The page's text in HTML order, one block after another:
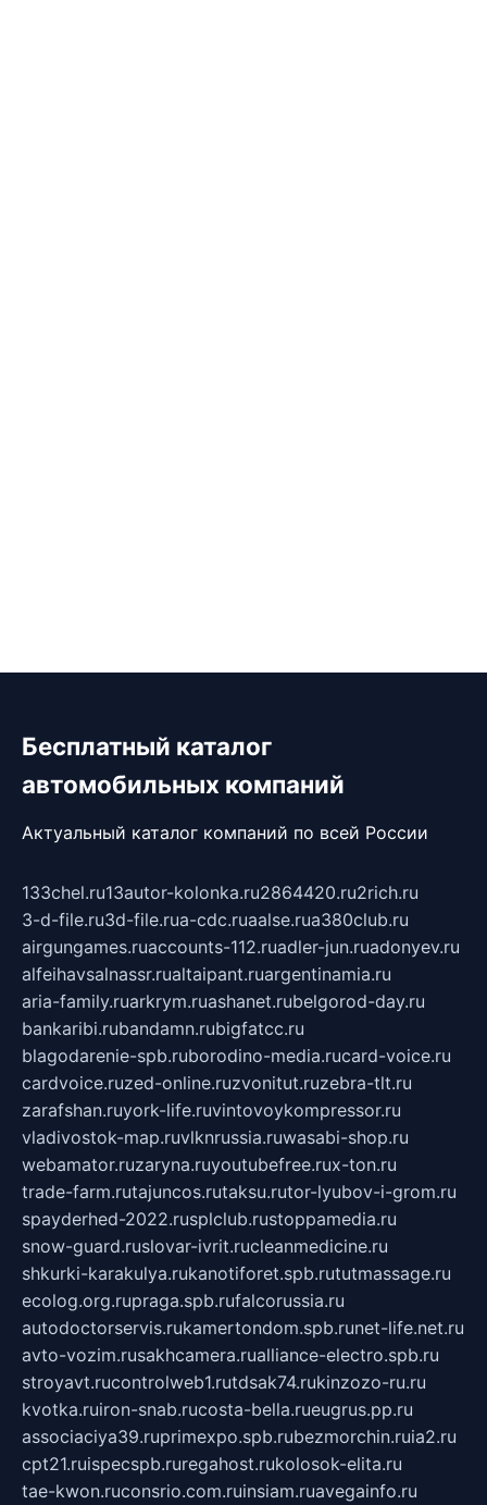
Бесплатный каталог
автомобильных компаний
Актуальный каталог компаний по всей России
133chel.ru13autor-kolonka.ru2864420.ru2rich.ru
3-d-file.ru3d-file.rua-cdc.ruaalse.rua380club.ru
airgungames.ruaccounts-112.ruadler-jun.ruadonyev.ru
alfeihavsalnassr.rualtaipant.ruargentinamia.ru
aria-family.ruarkrym.ruashanet.rubelgorod-day.ru
bankaribi.rubandamn.rubigfatcc.ru
blagodarenie-spb.ruborodino-media.rucard-voice.ru
cardvoice.ruzed-online.ruzvonitut.ruzebra-tlt.ru
zarafshan.ruyork-life.ruvintovoykompressor.ru
vladivostok-map.ruvlknrussia.ruwasabi-shop.ru
webamator.ruzaryna.ruyoutubefree.rux-ton.ru
trade-farm.rutajuncos.rutaksu.rutor-lyubov-i-grom.ru
spayderhed-2022.rusplclub.rustoppamedia.ru
snow-guard.ruslovar-ivrit.rucleanmedicine.ru
shkurki-karakulya.rukanotiforet.spb.rututmassage.ru
ecolog.org.rupraga.spb.rufalcorussia.ru
autodoctorservis.rukamertondom.spb.runet-life.net.ru
avto-vozim.rusakhcamera.rualliance-electro.spb.ru
stroyavt.rucontrolweb1.rutdsak74.rukinzozo-ru.ru
kvotka.ruiron-snab.rucosta-bella.rueugrus.pp.ru
associaciya39.ruprimexpo.spb.rubezmorchin.ruia2.ru
cpt21.ruispecspb.ruregahost.rukolosok-elita.ru
tae-kwon.ruconsrio.com.ruinsiam.ruavegainfo.ru